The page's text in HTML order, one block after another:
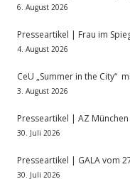
6. August 2026
Presseartikel | Frau im
4. August 2026
CeU „Summer in the City“
3. August 2026
Presseartikel | AZ
30. Juli 2026
Presseartikel | GALA vom
30. Juli 2026